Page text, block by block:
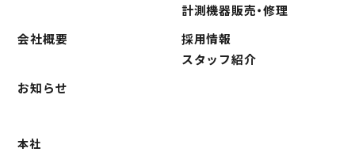
計測機器販売・修理
会社概要
採用情報
スタッフ紹介
お知らせ
本社